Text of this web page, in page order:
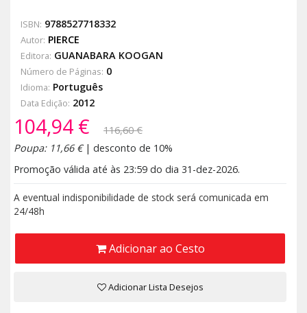
ISBN: 9788527718332
Autor: PIERCE
Editora: GUANABARA KOOGAN
Número de Páginas: 0
Idioma: Português
Data Edição: 2012
104,94 €
116,60 €
Poupa: 11,66 €| desconto de 10%
Promoção válida até às 23:59 do dia 31-dez-2026.
A eventual indisponibilidade de stock será comunicada em
24/48h
Adicionar ao Cesto
Adicionar Lista Desejos